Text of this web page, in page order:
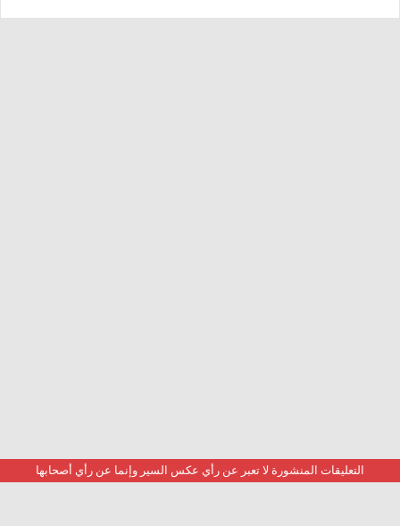
التعليقات المنشورة لا تعبر عن رأي عكس السير وإنما عن رأي أصحابها